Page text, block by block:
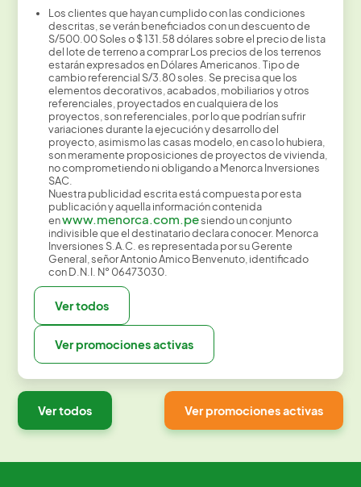
Los clientes que hayan cumplido con las condiciones
descritas, se verán beneficiados con un descuento de
S/500.00 Soles o $ 131.58 dólares sobre el precio de lista
del lote de terreno a comprar Los precios de los terrenos
estarán expresados en Dólares Americanos. Tipo de
cambio referencial S/3.80 soles. Se precisa que los
elementos decorativos, acabados, mobiliarios y otros
referenciales, proyectados en cualquiera de los
proyectos, son referenciales, por lo que podrían sufrir
variaciones durante la ejecución y desarrollo del
proyecto, asimismo las casas modelo, en caso lo hubiera,
son meramente proposiciones de proyectos de vivienda,
no comprometiendo ni obligando a Menorca Inversiones
SAC.
Nuestra publicidad escrita está compuesta por esta
publicación y aquella información contenida
enwww.menorca.com.pesiendo un conjunto
indivisible que el destinatario declara conocer. Menorca
Inversiones S.A.C. es representada por su Gerente
General, señor Antonio Amico Benvenuto, identificado
con D.N.I. N° 06473030.
Ver todos
Ver promociones activas
Ver todos Ver promociones activas